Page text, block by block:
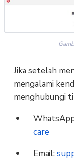
Jika setelah
mengalami
menghubungi
care
Email: